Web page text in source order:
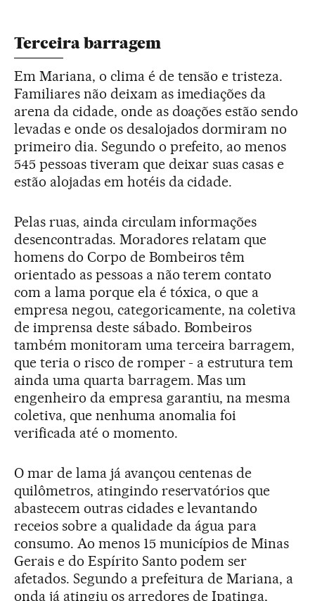
Terceira barragem
Em Mariana, o clima é de tensão e tristeza.
Familiares não deixam as imediações da
arena da cidade, onde as doações estão sendo
levadas e onde os desalojados dormiram no
primeiro dia. Segundo o prefeito, ao menos
545 pessoas tiveram que deixar suas casas e
estão alojadas em hotéis da cidade.
Pelas ruas, ainda circulam informações
desencontradas. Moradores relatam que
homens do Corpo de Bombeiros têm
orientado as pessoas a não terem contato
com a lama porque ela é tóxica, o que a
empresa negou, categoricamente, na coletiva
de imprensa deste sábado. Bombeiros
também monitoram uma terceira barragem,
que teria o risco de romper - a estrutura tem
ainda uma quarta barragem. Mas um
engenheiro da empresa garantiu, na mesma
coletiva, que nenhuma anomalia foi
verificada até o momento.
O mar de lama já avançou centenas de
quilômetros, atingindo reservatórios que
abastecem outras cidades e levantando
receios sobre a qualidade da água para
consumo. Ao menos 15 municípios de Minas
Gerais e do Espírito Santo podem ser
afetados. Segundo a prefeitura de Mariana, a
onda já atingiu os arredores de Ipatinga,